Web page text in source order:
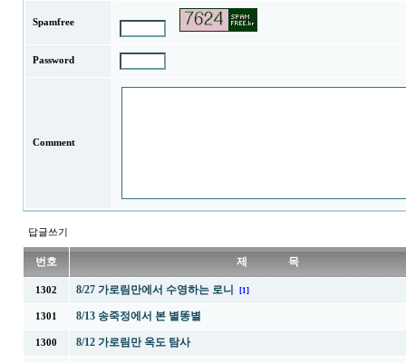
Spamfree
Password
Comment
답글쓰기
번호 제 목
1302 8/27 가로림만에서 수영하는 로니 [1]
1301 8/13 송죽정에서 본 별똥별
1300 8/12 가로림만 옥도 탐사